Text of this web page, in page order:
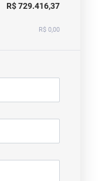
R$ 729.416,37
R$ 0,00